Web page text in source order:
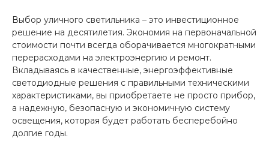
Выбор уличного светильника – это инвестиционное
решение на десятилетия. Экономия на первоначальной
стоимости почти всегда оборачивается многократными
перерасходами на электроэнергию и ремонт.
Вкладываясь в качественные, энергоэффективные
светодиодные решения с правильными техническими
характеристиками, вы приобретаете не просто прибор,
а надежную, безопасную и экономичную систему
освещения, которая будет работать бесперебойно
долгие годы.